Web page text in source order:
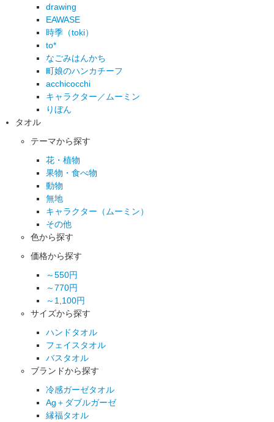
drawing
EAWASE
時季（toki）
to*
なごみはんかち
町娘のハンカチーフ
acchicocchi
キャラクター／ムーミン
りぼん
タオル
テーマから探す
花・植物
果物・食べ物
動物
無地
キャラクター（ムーミン）
その他
色から探す
価格から探す
～550円
～770円
～1,100円
サイズから探す
ハンドタオル
フェイスタオル
バスタオル
ブランドから探す
冷感ガーゼタオル
Ag＋ダブルガーゼ
縁福タオル